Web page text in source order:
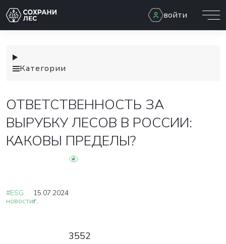
войти
Категории
ОТВЕТСТВЕННОСТЬ ЗА
ВЫРУБКУ ЛЕСОВ В РОССИИ:
КАКОВЫ ПРЕДЕЛЫ?
#ESG
новости
15.07.2024
г.
3552